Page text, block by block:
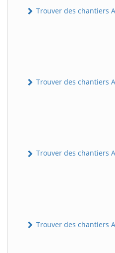
Trouver des chantiers
Trouver des chantiers
Trouver des chantiers
Trouver des chantiers